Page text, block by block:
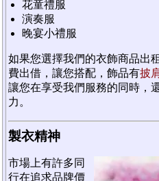
花童禮服
演奏服
晚宴小禮服
如果您選擇我們的衣飾商品出
費出借，讓您搭配，飾品有披
讓您在享受我們服務的同時，
力。
製衣精神
市場上有許多同
行在追求品牌價